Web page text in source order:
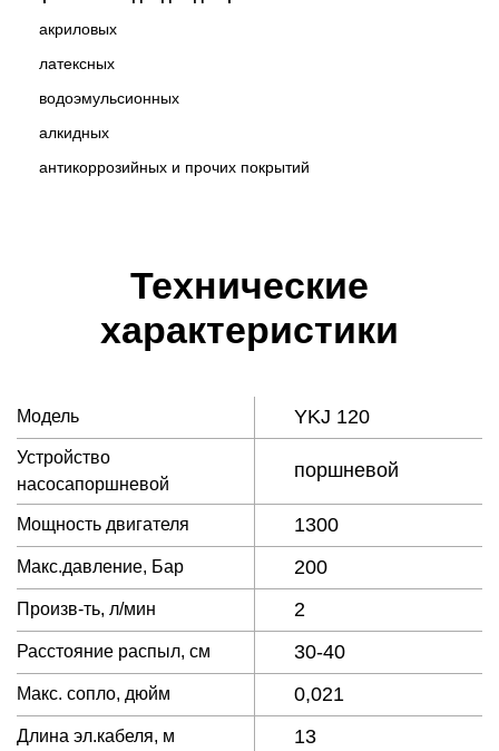
акриловыx
латексных
водоэмульсионных
алкидных
антикоррозийных и прочих покрытий
Технические
характеристики
Модель YKJ 120
Устройство
насосапоршневой
поршневой
Мощность двигателя 1300
Макс.давление, Бар 200
Произв-ть, л/мин 2
Расстояние распыл, см 30-40
Макс. сопло, дюйм 0,021
Длина эл.кабеля, м 13